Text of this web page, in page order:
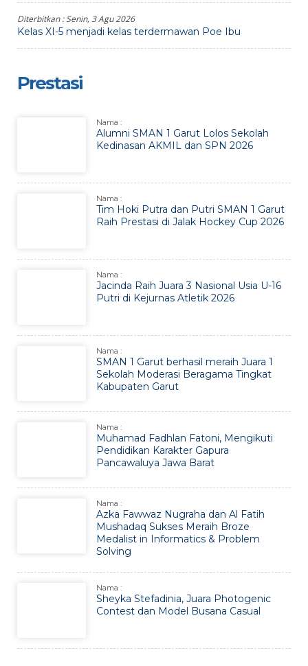
Diterbitkan :Senin, 3 Agu 2026
Kelas XI-5 menjadi kelas terdermawan Poe Ibu
Prestasi
Nama :
Alumni SMAN 1 Garut Lolos Sekolah
Kedinasan AKMIL dan SPN 2026
Nama :
Tim Hoki Putra dan Putri SMAN 1 Garut
Raih Prestasi di Jalak Hockey Cup 2026
Nama :
Jacinda Raih Juara 3 Nasional Usia U-16
Putri di Kejurnas Atletik 2026
Nama :
SMAN 1 Garut berhasil meraih Juara 1
Sekolah Moderasi Beragama Tingkat
Kabupaten Garut
Nama :
Muhamad Fadhlan Fatoni, Mengikuti
Pendidikan Karakter Gapura
Pancawaluya Jawa Barat
Nama :
Azka Fawwaz Nugraha dan Al Fatih
Mushadaq Sukses Meraih Broze
Medalist in Informatics & Problem
Solving
Nama :
Sheyka Stefadinia, Juara Photogenic
Contest dan Model Busana Casual